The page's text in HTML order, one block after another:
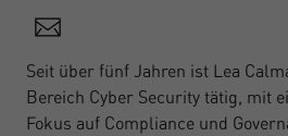
Seit über fünf Jahren ist Lea
Bereich Cyber Security tätig, mit
Fokus auf Compliance und